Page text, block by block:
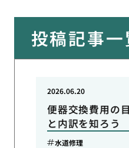
投稿記事一
便器交換費用の
と内訳を知ろう
2026.06.20
水道修理